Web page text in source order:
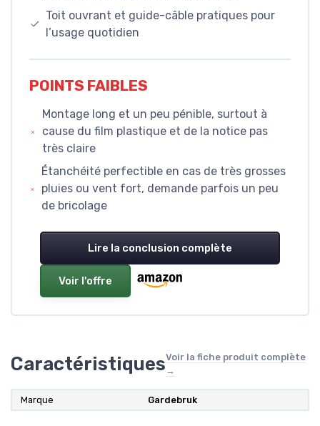
Toit ouvrant et guide-câble pratiques pour
l’usage quotidien
POINTS FAIBLES
Montage long et un peu pénible, surtout à
cause du film plastique et de la notice pas
très claire
Étanchéité perfectible en cas de très grosses
pluies ou vent fort, demande parfois un peu
de bricolage
Lire la conclusion complète
Voir l'offre
CaractéristiquesVoir la fiche produit complète
→
Marque Gardebruk